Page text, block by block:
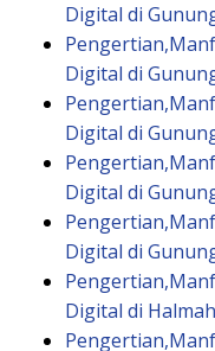
Digital di
Digital di
Digital di
Digital di
Digital di
Digital di